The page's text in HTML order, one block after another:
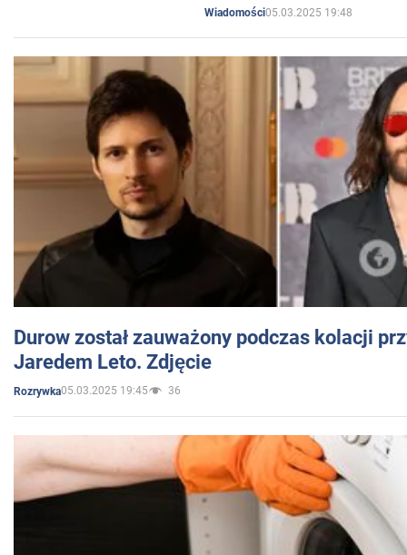
Wiadomości05.03.2025 19:48
Durow został zauważony podczas kolacji
Jaredem Leto. Zdjęcie
Rozrywka05.03.2025 19:45 36